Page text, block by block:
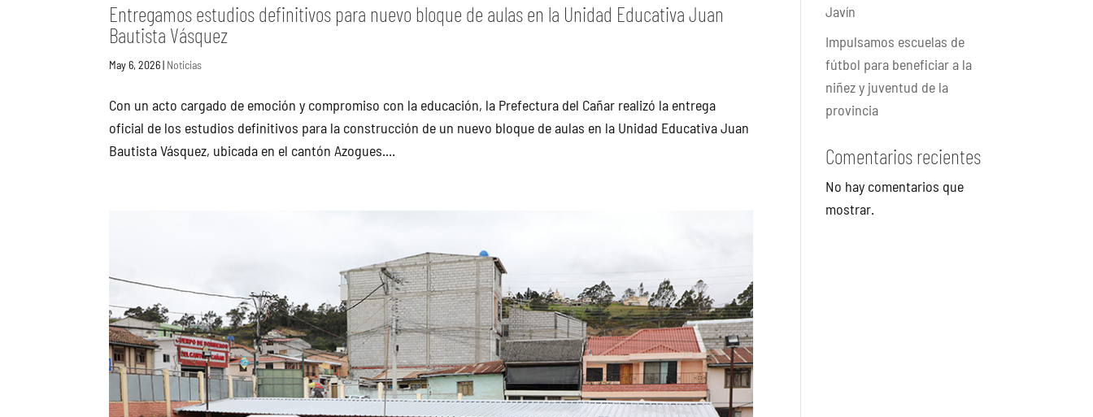
Entregamos estudios definitivos para nuevo bloque de aulas en la Unidad Educativa Juan
Bautista Vásquez
May 6, 2026| Noticias
Con un acto cargado de emoción y compromiso con la educación, la Prefectura del Cañar realizó la entrega
oficial de los estudios definitivos para la construcción de un nuevo bloque de aulas en la Unidad Educativa Juan
Bautista Vásquez, ubicada en el cantón Azogues....
Javín
Impulsamos escuelas de
fútbol para beneficiar a la
niñez y juventud de la
provincia
Comentarios recientes
No hay comentarios que
mostrar.